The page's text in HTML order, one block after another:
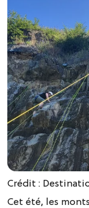
Crédit :
Cet été, les